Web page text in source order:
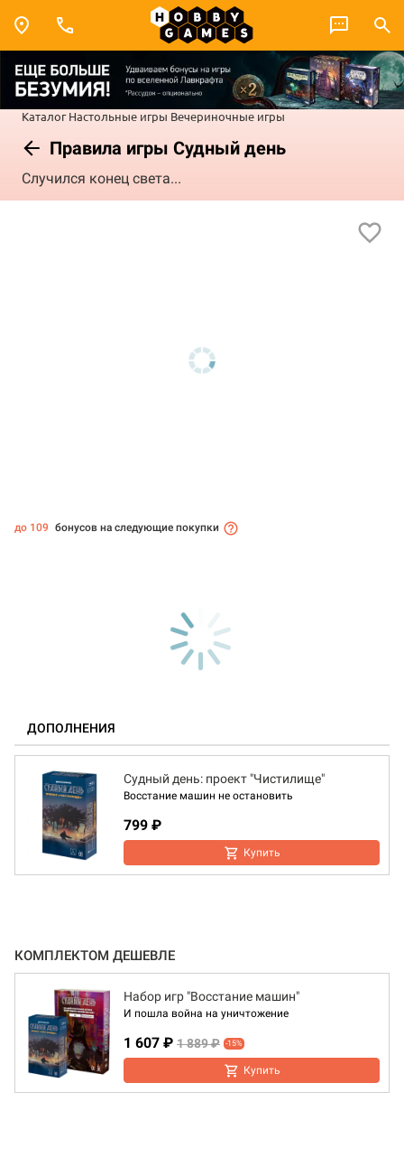
Каталог Настольные игры Вечериночные игры
Правила игры Судный день
Случился конец света...
до 109 бонусов на следующие покупки
ДОПОЛНЕНИЯ
Судный день: проект "Чистилище"
Восстание машин не остановить
799 ₽
Купить
КОМПЛЕКТОМ ДЕШЕВЛЕ
Набор игр "Восстание машин"
И пошла война на уничтожение
1 607 ₽ 1 889 ₽ -15%
Купить